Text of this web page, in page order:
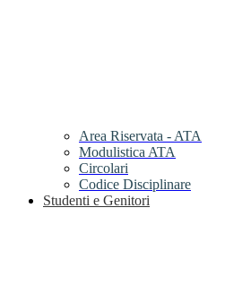
Area Riservata - ATA
Modulistica ATA
Circolari
Codice Disciplinare
Studenti e Genitori